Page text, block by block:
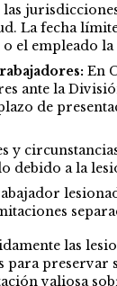
las
La fecha
el empleado la
En
ante la
de
y
a la
las
valiosa